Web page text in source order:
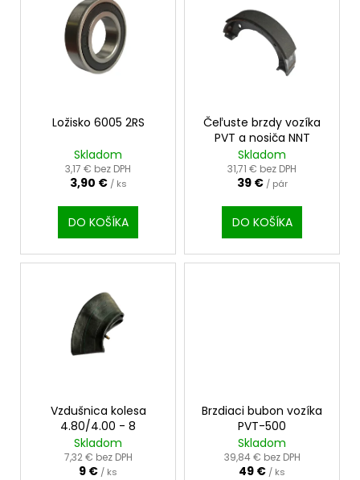
v
Ložisko 6005 2RS
Skladom
3,17 € bez DPH
3,90 € / ks
DO KOŠÍKA
Čeľuste brzdy vozíka
PVT a nosiča NNT
Skladom
31,71 € bez DPH
39 € / pár
DO KOŠÍKA
Vzdušnica kolesa
4.80/4.00 - 8
Skladom
7,32 € bez DPH
9 € / ks
Brzdiaci bubon vozíka
PVT-500
Skladom
39,84 € bez DPH
49 € / ks